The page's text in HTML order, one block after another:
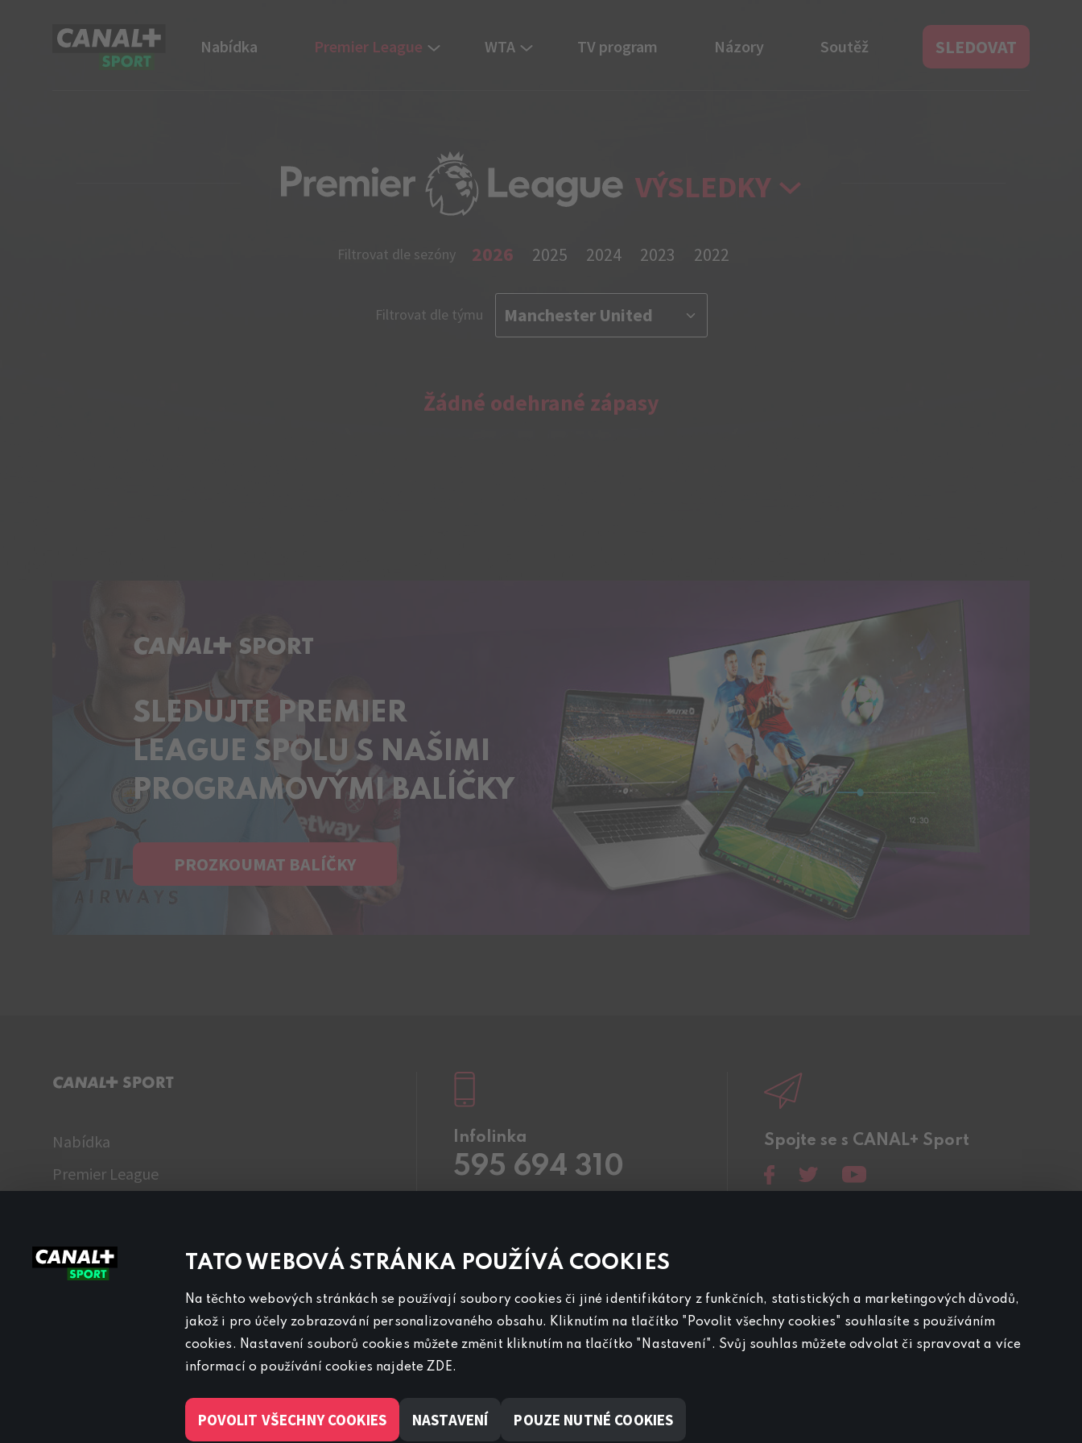
TATO WEBOVÁ STRÁNKA POUŽÍVÁ COOKIES
Na těchto webových stránkách se používají soubory cookies či jiné identifikátory z funkčních, statistických a marketingových důvodů,
jakož i pro účely zobrazování personalizovaného obsahu. Kliknutím na tlačítko "Povolit všechny cookies" souhlasíte s používáním
cookies. Nastavení souborů cookies můžete změnit kliknutím na tlačítko "Nastavení". Svůj souhlas můžete odvolat či spravovat a více
informací o používání cookies najdeteZDE.
POVOLIT VŠECHNY COOKIES NASTAVENÍ POUZE NUTNÉ COOKIES
CANAL+ Sport Nabídka Premier League WTA TV program Názory Soutěž SLEDOVAT
VÝSLEDKY
Filtrovat dle sezóny 2026 2025 2024 2023 2022
Filtrovat dle týmu
Žádné odehrané zápasy
C+ SPORT
SLEDUJTE PREMIER
LEAGUE SPOLU S NAŠIMI
PROGRAMOVÝMI BALÍČKY
PROZKOUMAT BALÍČKY
C+ SPORT
Nabídka
Premier League
TV program
Infolinka
595 694 310
Kontaktujte nás také přes chat
Pro
inzerci na programu CANAL+ Sport
nás kontaktujte nareklama@canalplus.cz
Naši redakci kontaktujete na
redakce@canalplus.cz
Spojte se s CANAL+ Sport